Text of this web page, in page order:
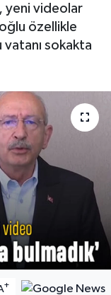
yeni videolar
özellikle
sokakta
+